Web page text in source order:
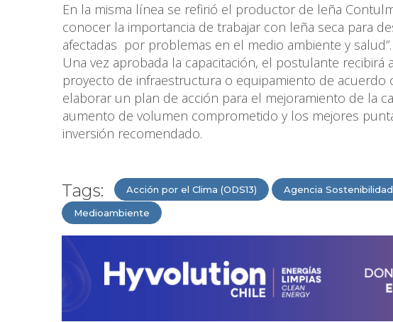
En la misma línea se refirió el productor de leña
conocer la importancia de trabajar con leña seca para
afectadas por problemas en el medio ambiente y salud”.
Una vez aprobada la capacitación, el postulante
proyecto de infraestructura o equipamiento de acuerdo
elaborar un plan de acción para el mejoramiento de la
aumento de volumen comprometido y los mejores
inversión recomendado.
Tags: Acción por el Clima (ODS13) Agencia
Medioambiente